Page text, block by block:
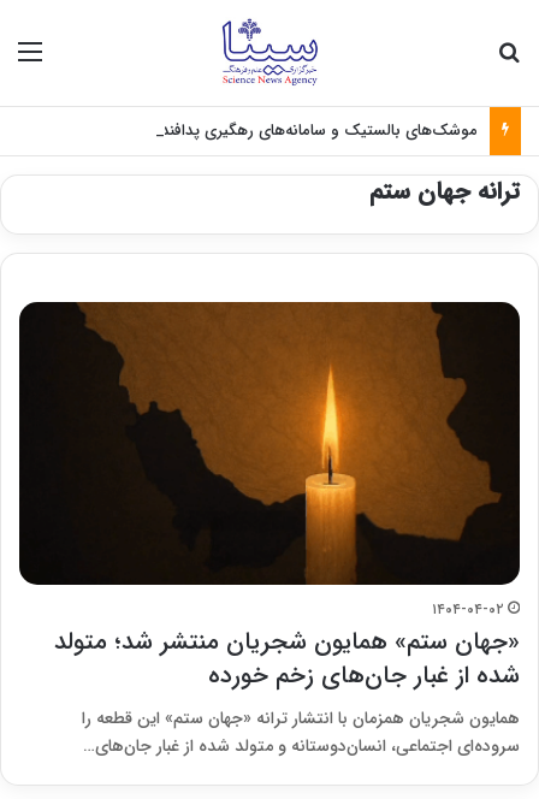
ترانه جهان ستم
۱۴۰۴-۰۴-۰۲
«جهان ستم» همایون شجریان منتشر شد؛ متولد
شده از غبار جان‌های زخم خورده
همایون شجریان همزمان با انتشار ترانه «جهان ستم» این قطعه را
سروده‌ای‌ اجتماعی، انسان‌دوستانه و متولد شده از غبار جان‌های…